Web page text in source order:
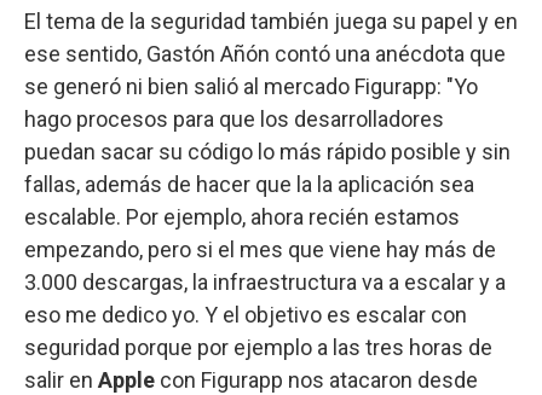
El tema de la seguridad también juega su papel y en
ese sentido, Gastón Añón contó una anécdota que
se generó ni bien salió al mercado Figurapp: "Yo
hago procesos para que los desarrolladores
puedan sacar su código lo más rápido posible y sin
fallas, además de hacer que la la aplicación sea
escalable. Por ejemplo, ahora recién estamos
empezando, pero si el mes que viene hay más de
3.000 descargas, la infraestructura va a escalar y a
eso me dedico yo. Y el objetivo es escalar con
seguridad porque por ejemplo a las tres horas de
salir en Apple con Figurapp nos atacaron desde